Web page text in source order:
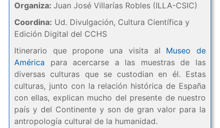
Organiza: Juan José Villarías Robles (ILLA-CSIC)
Coordina: Ud. Divulgación, Cultura Científica y
Edición Digital del CCHS
Itinerario que propone una visita al Museo de
América para acercarse a las muestras de las
diversas culturas que se custodian en él. Estas
culturas, junto con la relación histórica de España
con ellas, explican mucho del presente de nuestro
país y del Continente y son de gran valor para la
antropología cultural de la humanidad.